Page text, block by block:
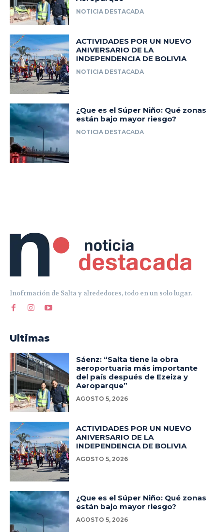
Inofrmación de Salta y alrededores, todo en un solo lugar.
Ultimas
Sáenz: “Salta tiene la obra
aeroportuaria más importante
del país después de Ezeiza y
Aeroparque”
AGOSTO 5, 2026
ACTIVIDADES POR UN NUEVO
ANIVERSARIO DE LA
INDEPENDENCIA DE BOLIVIA
AGOSTO 5, 2026
¿Que es el Súper Niño: Qué zonas
están bajo mayor riesgo?
AGOSTO 5, 2026